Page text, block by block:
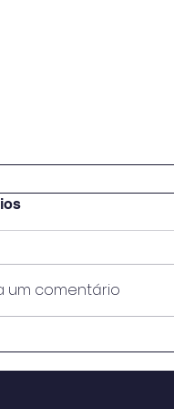
um comentário